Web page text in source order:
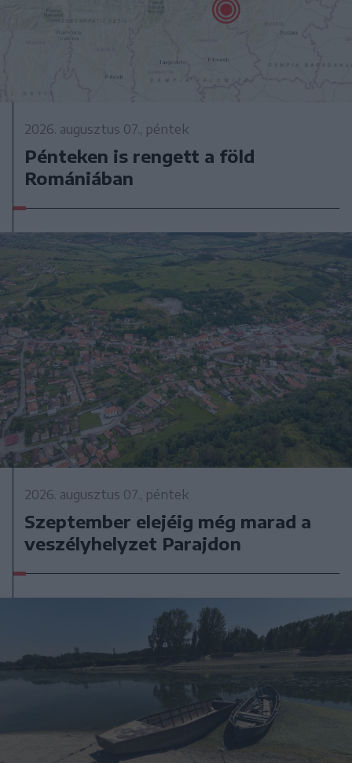
2026. augusztus 07., péntek
Pénteken is rengett a föld
Romániában
2026. augusztus 07., péntek
Szeptember elejéig még marad a
veszélyhelyzet Parajdon